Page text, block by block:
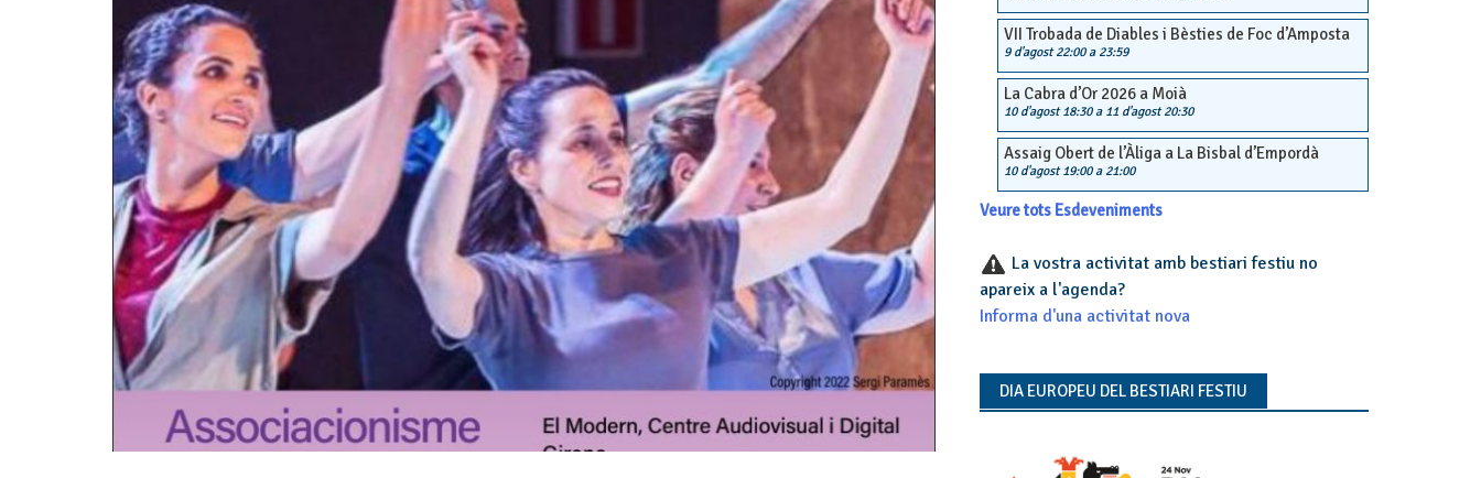
VII Trobada de Diables i Bèsties de Foc d’Amposta
9 d'agost 22:00a 23:59
La Cabra d’Or 2026 a Moià
10 d'agost 18:30a 11 d'agost 20:30
Assaig Obert de l’Àliga a La Bisbal d’Empordà
10 d'agost 19:00a 21:00
Veure tots Esdeveniments
La vostra activitat amb bestiari festiu no
apareix a l'agenda?
Informa d'una activitat nova
DIA EUROPEU DEL BESTIARI FESTIU